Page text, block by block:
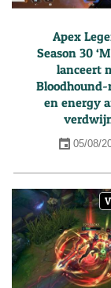
Apex
Season 30
lanceert
en energy
05/08/